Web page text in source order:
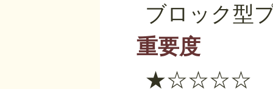
ブロック型
重要度
★☆☆☆☆